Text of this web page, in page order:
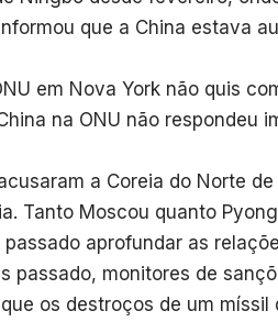
que a China estava
em Nova York não quis
na ONU não respondeu
a Coreia do Norte
Tanto Moscou quanto
aprofundar as
passado, monitores de
os destroços de um